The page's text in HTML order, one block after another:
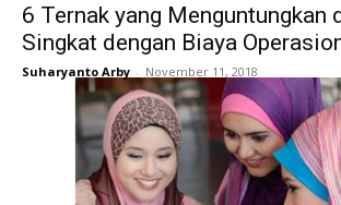
6 Ternak yang Menguntungkan
Singkat dengan Biaya
Suharyanto Arby - November 11, 2018